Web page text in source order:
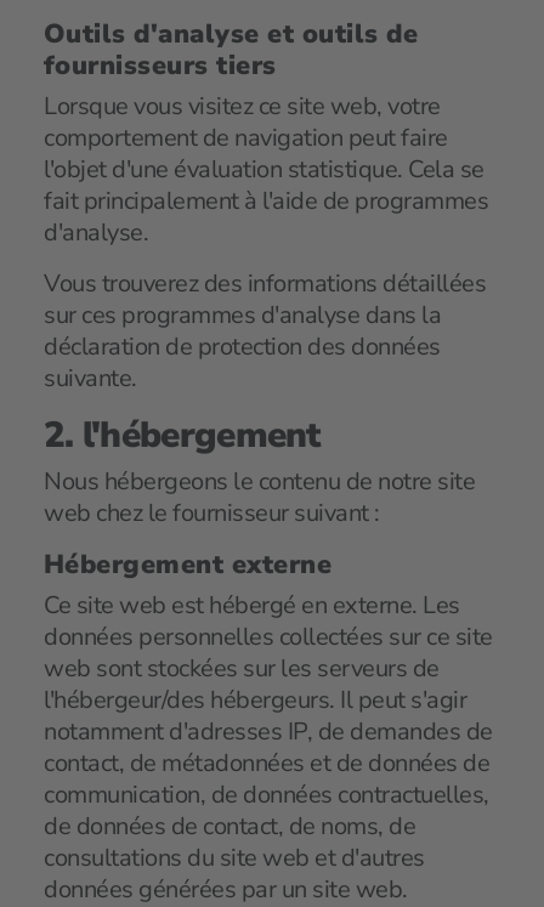
Outils d'analyse et outils de
fournisseurs tiers
Lorsque vous visitez ce site web, votre
comportement de navigation peut faire
l'objet d'une évaluation statistique. Cela se
fait principalement à l'aide de programmes
d'analyse.
Vous trouverez des informations détaillées
sur ces programmes d'analyse dans la
déclaration de protection des données
suivante.
2. l'hébergement
Nous hébergeons le contenu de notre site
web chez le fournisseur suivant :
Hébergement externe
Ce site web est hébergé en externe. Les
données personnelles collectées sur ce site
web sont stockées sur les serveurs de
l'hébergeur/des hébergeurs. Il peut s'agir
notamment d'adresses IP, de demandes de
contact, de métadonnées et de données de
communication, de données contractuelles,
de données de contact, de noms, de
consultations du site web et d'autres
données générées par un site web.